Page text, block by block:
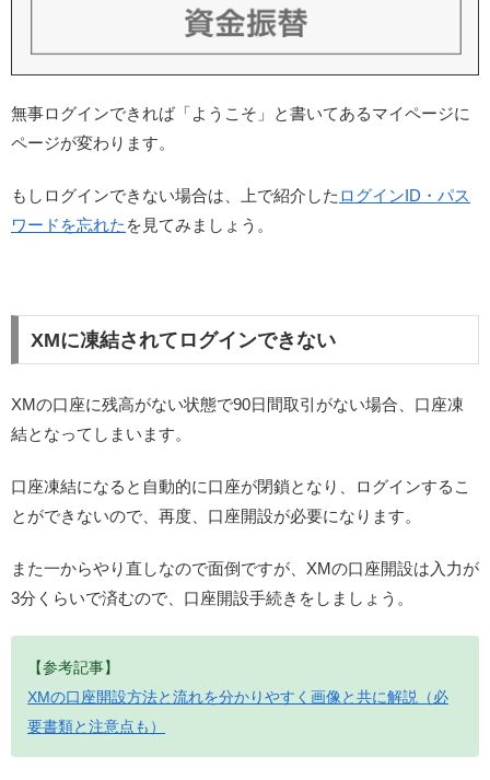
無事ログインできれば「ようこそ」と書いてあるマイページに
ページが変わります。
もしログインできない場合は、上で紹介した ログインID・パス
ワードを忘れた を見てみましょう。
XMに凍結されてログインできない
XMの口座に残高がない状態で90日間取引がない場合、口座凍
結となってしまいます。
口座凍結になると自動的に口座が閉鎖となり、ログインするこ
とができないので、再度、口座開設が必要になります。
また一からやり直しなので面倒ですが、XMの口座開設は入力が
3分くらいで済むので、口座開設手続きをしましょう。
【参考記事】
XMの口座開設方法と流れを分かりやすく画像と共に解説（必
要書類と注意点も）